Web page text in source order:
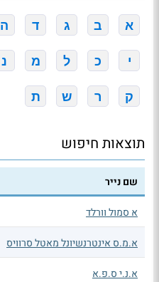
א ב ג ד ה
י כ ל מ נ
ק ר ש ת
תוצאות חיפוש
שם נייר
א סמול וורלד
א.מ.ס אינטרנשיונל מאטל סרוויס
א.נ.י ס.פ.א